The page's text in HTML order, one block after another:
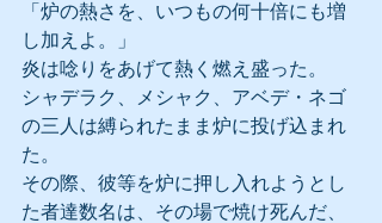
「炉の熱さを、いつもの何十倍にも増
し加えよ。」
炎は唸りをあげて熱く燃え盛った。
シャデラク、メシャク、アベデ・ネゴ
の三人は縛られたまま炉に投げ込まれ
た。
その際、彼等を炉に押し入れようとし
た者達数名は、その場で焼け死んだ、